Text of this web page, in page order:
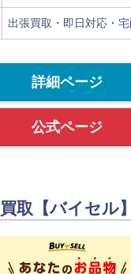
出張買取・即日対応・
詳細ページ
公式ページ
取【バイセル】